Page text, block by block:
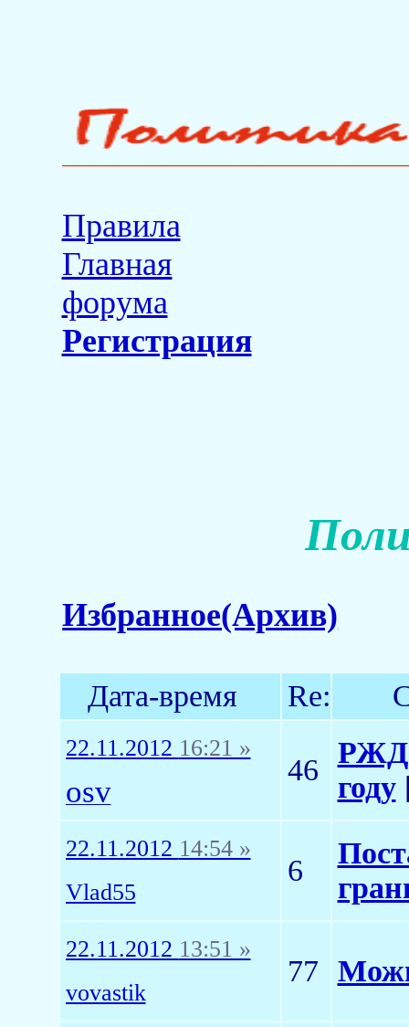
Правила
Главная
форума
Регистрация
Избранное(Архив)
Дата-время Re:
22.11.2012 16:21 »
osv
46
РЖД
году
22.11.2012 14:54 »
Vlad55
6
22.11.2012 13:51 »
vovastik
77